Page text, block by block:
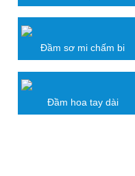
Đầm sơ mi chấm bi
Đầm hoa tay dài